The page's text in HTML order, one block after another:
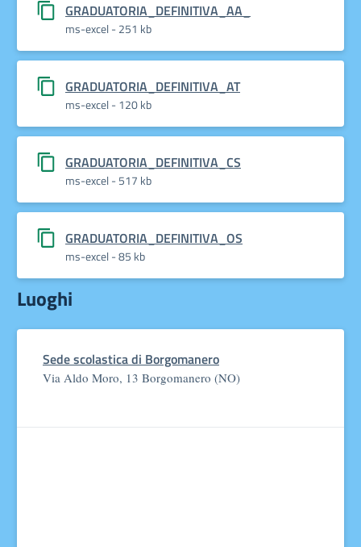
GRADUATORIA_DEFINITIVA_AA_
ms-excel - 251 kb
GRADUATORIA_DEFINITIVA_AT
ms-excel - 120 kb
GRADUATORIA_DEFINITIVA_CS
ms-excel - 517 kb
GRADUATORIA_DEFINITIVA_OS
ms-excel - 85 kb
Luoghi
Sede scolastica di Borgomanero
Via Aldo Moro, 13 Borgomanero (NO)